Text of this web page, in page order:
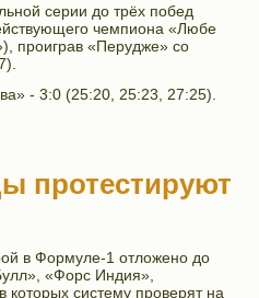
серии до трёх побед
чемпиона «Любе
проиграв «Перудже» со
- 3:0 (25:20, 25:23, 27:25).
протестируют
в Формуле-1 отложено до
«Форс Индия»,
систему проверят на